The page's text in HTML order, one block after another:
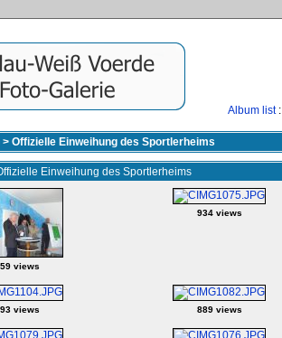
Album list
> Offizielle Einweihung des Sportlerheims
Einweihung des Sportlerheims
views
934 views
views 889 views